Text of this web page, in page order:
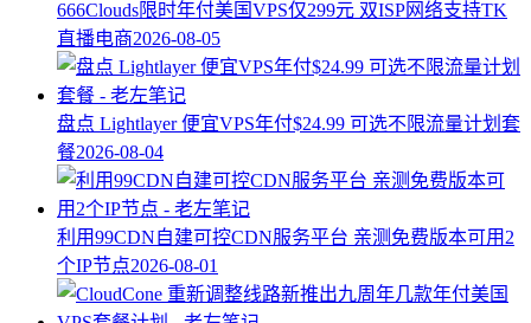
666Clouds限时年付美国VPS仅299元 双ISP网络支持TK
直播电商2026-08-05
盘点 Lightlayer 便宜VPS年付$24.99 可选不限流量计划套
餐2026-08-04
利用99CDN自建可控CDN服务平台 亲测免费版本可用2
个IP节点2026-08-01